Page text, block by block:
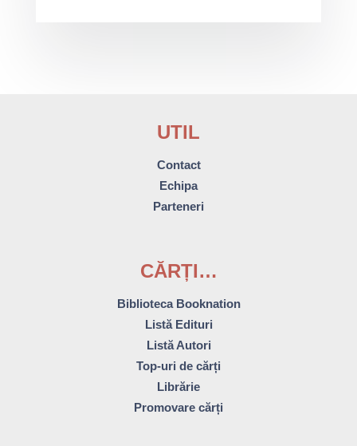
UTIL
Contact
Echipa
Parteneri
CĂRȚI…
Biblioteca Booknation
Listă Edituri
Listă Autori
Top-uri de cărți
Librărie
Promovare cărți